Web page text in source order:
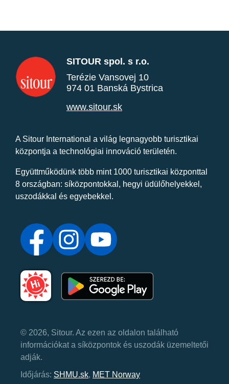
SITOUR spol. s r.o.
Terézie Vansovej 10
974 01 Banská Bystrica
www.sitour.sk
A Sitour International a világ legnagyobb turisztikai
központja a technológiai innováció területén.
Együttműködünk több mint 1000 turisztikai központtal
8 országban: síközpontokkal, hegyi üdülőhelyekkel,
uszodákkal és egyebekkel.
© 2026, Sitour. Az ezen az oldalon található
információkat a síközpontok és uszodák üzemeltetői
adják.
Időjárás: SHMU.sk, MET Norway